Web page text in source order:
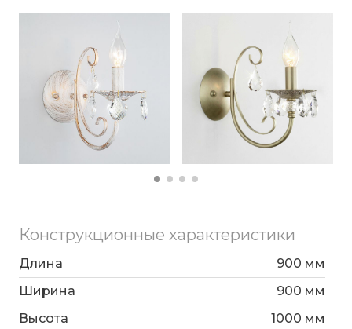
пространству благородной торжественности.
неоклассических интерьеров, а также для
помещений в стиле ар‑деко.
Конструкционные характеристики
Длина
900 мм
Ширина
900 мм
Высота
1000 мм